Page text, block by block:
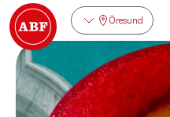
Öresund